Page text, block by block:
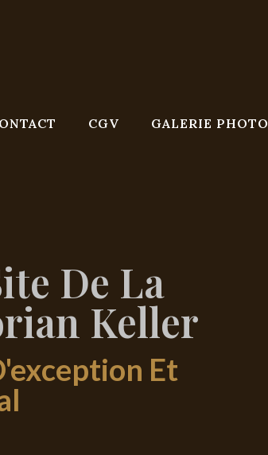
CGV GALERIE PHOTO
De La
Keller
Et